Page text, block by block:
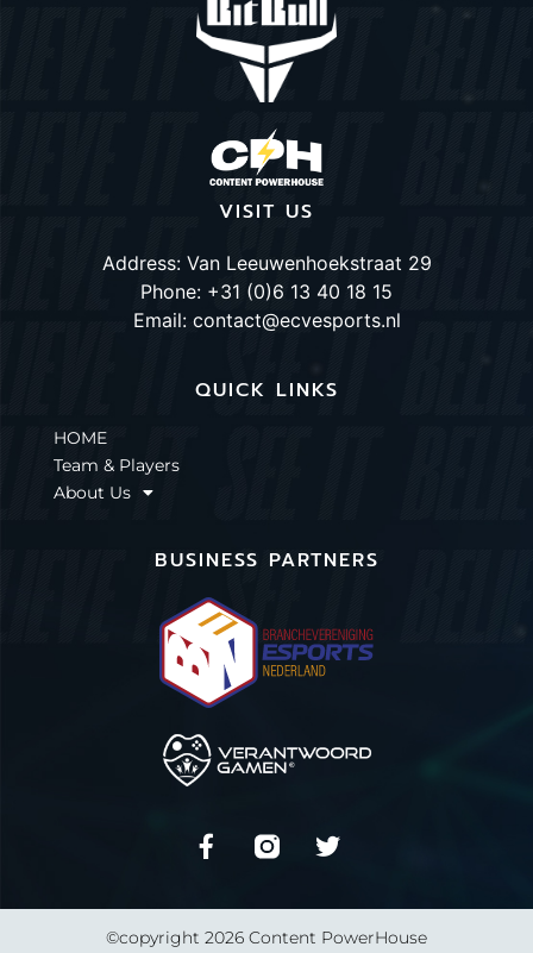
VISIT US
Address: Van Leeuwenhoekstraat 29
Phone: +31 (0)6 13 40 18 15
Email: contact@ecvesports.nl
QUICK LINKS
HOME
Team & Players
About Us
BUSINESS PARTNERS
©copyright 2026 Content PowerHouse